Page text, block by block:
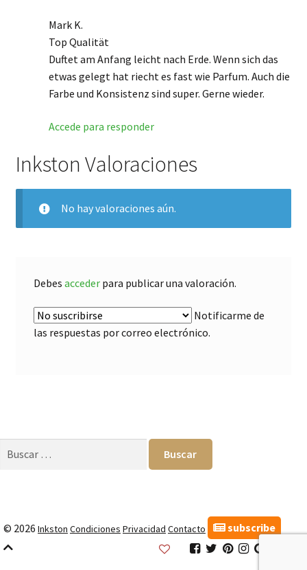
Mark K.
Top Qualität
Duftet am Anfang leicht nach Erde. Wenn sich das
etwas gelegt hat riecht es fast wie Parfum. Auch die
Farbe und Konsistenz sind super. Gerne wieder.
Accede para responder
Inkston Valoraciones
No hay valoraciones aún.
Debes accederpara publicar una valoración.
Notificarme de
las respuestas por correo electrónico.
© 2026 Inkston Condiciones Privacidad Contacto
subscribe
InkstonInkston
InkstonInkston